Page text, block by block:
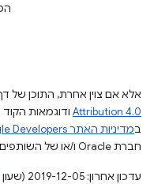
אלא אם צוין אחרת, התוכן של
Attribution 4.0 ודוגמאות הקוד
במדיניות האתר Google Developers‏
חברת Oracle ו/או של השותפים העצמאיים שלה.
עדכון אחרון: 2019-12-05 (שעון UTC).